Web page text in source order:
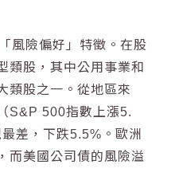
風險偏好」特徵。在股
類股，其中公用事業和
類股之一。從地區來
S&P 500指數上漲5.
差，下跌5.5%。歐洲
而美國公司債的風險溢